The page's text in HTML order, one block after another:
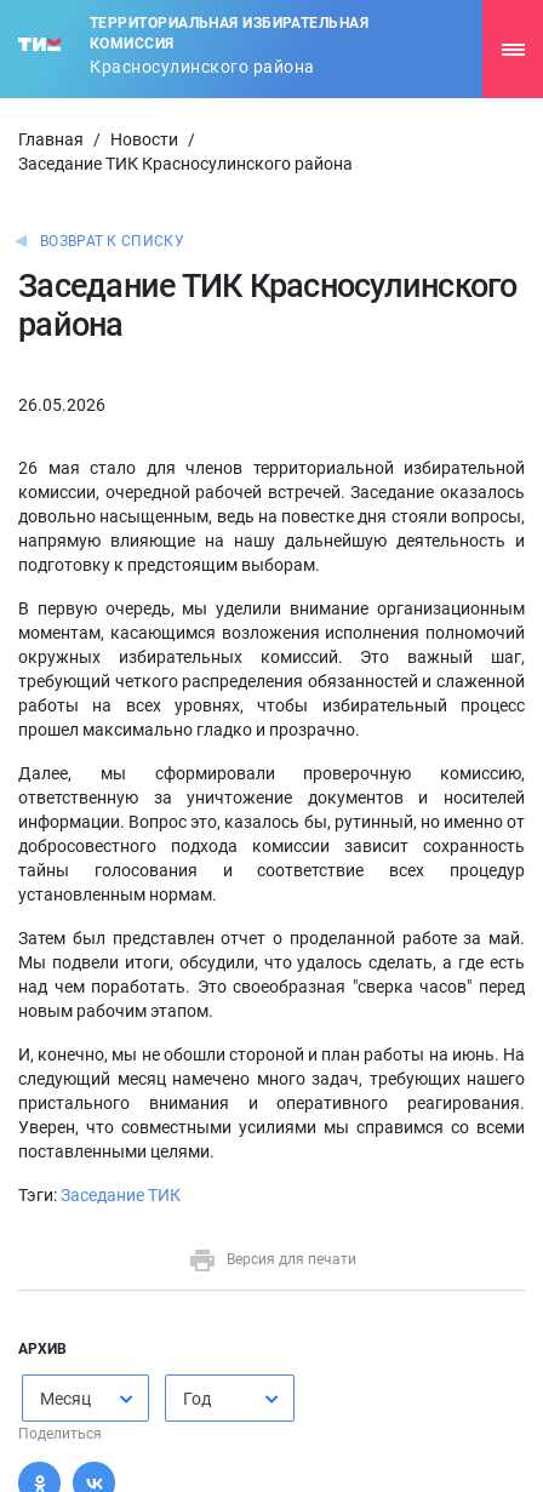
ТЕРРИТОРИАЛЬНАЯ ИЗБИРАТЕЛЬНАЯ
КОМИССИЯ
Красносулинского района
Главная / Новости
/
Заседание ТИК Красносулинского района
ВОЗВРАТ К СПИСКУ
Заседание ТИК Красносулинского
района
26.05.2026
26 мая стало для членов территориальной избирательной
комиссии, очередной рабочей встречей. Заседание оказалось
довольно насыщенным, ведь на повестке дня стояли вопросы,
напрямую влияющие на нашу дальнейшую деятельность и
подготовку к предстоящим выборам.
В первую очередь, мы уделили внимание организационным
моментам, касающимся возложения исполнения полномочий
окружных избирательных комиссий. Это важный шаг,
требующий четкого распределения обязанностей и слаженной
работы на всех уровнях, чтобы избирательный процесс
прошел максимально гладко и прозрачно.
Далее, мы сформировали проверочную комиссию,
ответственную за уничтожение документов и носителей
информации. Вопрос это, казалось бы, рутинный, но именно от
добросовестного подхода комиссии зависит сохранность
тайны голосования и соответствие всех процедур
установленным нормам.
Затем был представлен отчет о проделанной работе за май.
Мы подвели итоги, обсудили, что удалось сделать, а где есть
над чем поработать. Это своеобразная "сверка часов" перед
новым рабочим этапом.
И, конечно, мы не обошли стороной и план работы на июнь. На
следующий месяц намечено много задач, требующих нашего
пристального внимания и оперативного реагирования.
Уверен, что совместными усилиями мы справимся со всеми
поставленными целями.
Тэги:Заседание ТИК
Версия для печати
АРХИВ
Месяц Год
Поделиться